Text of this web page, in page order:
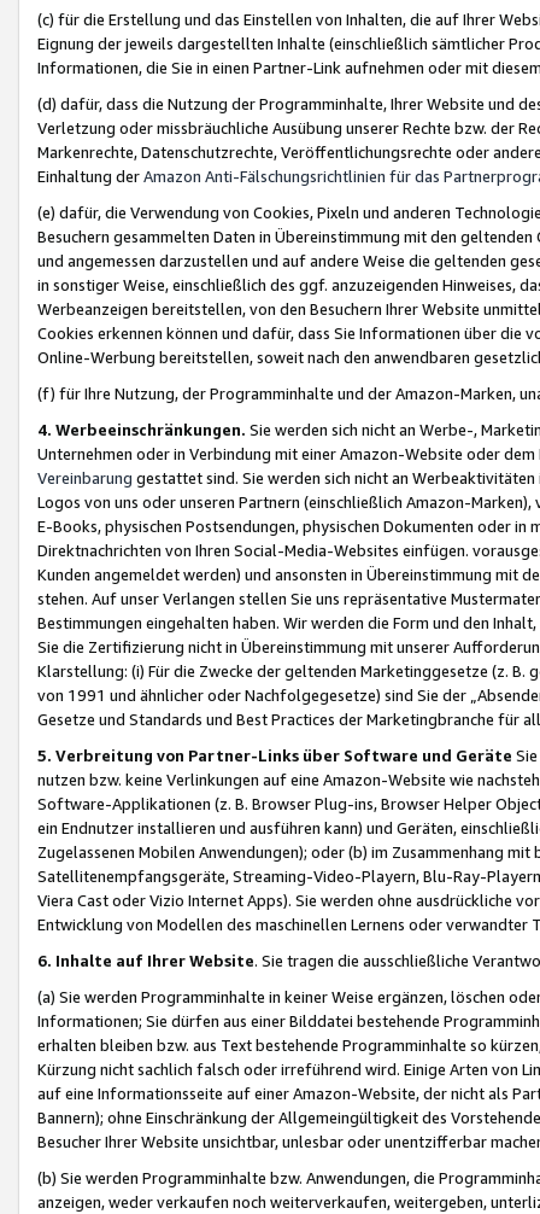
(c) für die Erstellung und das Einstellen von Inhalten, die auf Ihrer
Eignung der jeweils dargestellten Inhalte (einschließlich sämtlicher
Informationen, die Sie in einen Partner-Link aufnehmen oder mit
(d) dafür, dass die Nutzung der Programminhalte, Ihrer Website und
Verletzung oder missbräuchliche Ausübung unserer Rechte bzw. der
Markenrechte, Datenschutzrechte, Veröffentlichungsrechte oder
Einhaltung derAmazon Anti-Fälschungsrichtlinien für das
(e) dafür, die Verwendung von Cookies, Pixeln und anderen
Besuchern gesammelten Daten in Übereinstimmung mit den
und angemessen darzustellen und auf andere Weise die geltenden
in sonstiger Weise, einschließlich des ggf. anzuzeigenden Hinweises,
Werbeanzeigen bereitstellen, von den Besuchern Ihrer Website
Cookies erkennen können und dafür, dass Sie Informationen über die
Online-Werbung bereitstellen, soweit nach den anwendbaren
(f) für Ihre Nutzung, der Programminhalte und der Amazon-Marken,
4. Werbeeinschränkungen. Sie werden sich nicht an Werbe-,
Unternehmen oder in Verbindung mit einer Amazon-Website oder
Vereinbarung gestattet sind. Sie werden sich nicht an
Logos von uns oder unseren Partnern (einschließlich Amazon-
E-Books, physischen Postsendungen, physischen Dokumenten oder in
Direktnachrichten von Ihren Social-Media-Websites einfügen.
Kunden angemeldet werden) und ansonsten in Übereinstimmung mit
stehen. Auf unser Verlangen stellen Sie uns repräsentative
Bestimmungen eingehalten haben. Wir werden die Form und den
Sie die Zertifizierung nicht in Übereinstimmung mit unserer
Klarstellung: (i) Für die Zwecke der geltenden Marketinggesetze (z. B.
von 1991 und ähnlicher oder Nachfolgegesetze) sind Sie der
Gesetze und Standards und Best Practices der Marketingbranche für
5. Verbreitung von Partner-Links über Software und Geräte
nutzen bzw. keine Verlinkungen auf eine Amazon-Website wie
Software-Applikationen (z. B. Browser Plug-ins, Browser Helper
ein Endnutzer installieren und ausführen kann) und Geräten,
Zugelassenen Mobilen Anwendungen); oder (b) im Zusammenhang
Satellitenempfangsgeräte, Streaming-Video-Playern, Blu-Ray-
Viera Cast oder Vizio Internet Apps). Sie werden ohne ausdrückliche
Entwicklung von Modellen des maschinellen Lernens oder
6. Inhalte auf Ihrer Website. Sie tragen die ausschließliche
(a) Sie werden Programminhalte in keiner Weise ergänzen, löschen
Informationen; Sie dürfen aus einer Bilddatei bestehende
erhalten bleiben bzw. aus Text bestehende Programminhalte so
Kürzung nicht sachlich falsch oder irreführend wird. Einige Arten von
auf eine Informationsseite auf einer Amazon-Website, der nicht als
Bannern); ohne Einschränkung der Allgemeingültigkeit des
Besucher Ihrer Website unsichtbar, unlesbar oder unentzifferbar
(b) Sie werden Programminhalte bzw. Anwendungen, die
anzeigen, weder verkaufen noch weiterverkaufen, weitergeben,